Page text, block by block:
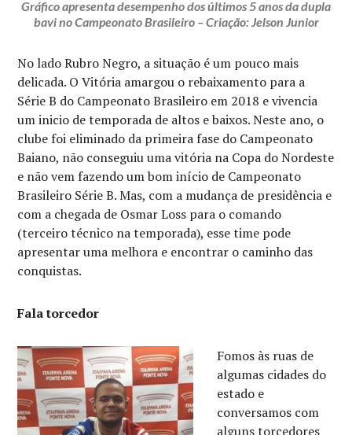
Gráfico apresenta desempenho dos últimos 5 anos da dupla
bavi no Campeonato Brasileiro – Criação: Jelson Junior
No lado Rubro Negro, a situação é um pouco mais
delicada. O Vitória amargou o rebaixamento para a
Série B do Campeonato Brasileiro em 2018 e vivencia
um inicio de temporada de altos e baixos. Neste ano, o
clube foi eliminado da primeira fase do Campeonato
Baiano, não conseguiu uma vitória na Copa do Nordeste
e não vem fazendo um bom início de Campeonato
Brasileiro Série B. Mas, com a mudança de presidência e
com a chegada de Osmar Loss para o comando
(terceiro técnico na temporada), esse time pode
apresentar uma melhora e encontrar o caminho das
conquistas.
Fala torcedor
Fomos às ruas de
algumas cidades do
estado e
conversamos com
alguns torcedores